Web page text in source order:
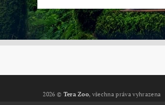
2026 © Tera Zoo, všechna práva vyhrazena